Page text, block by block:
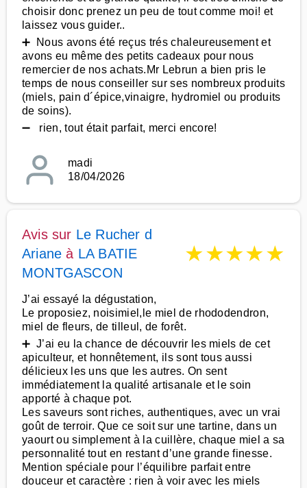
choisir donc prenez un peu de tout comme moi! et
laissez vous guider..
➕ Nous avons été reçus trés chaleureusement et
avons eu même des petits cadeaux pour nous
remercier de nos achats.Mr Lebrun a bien pris le
temps de nous conseiller sur ses nombreux produits
(miels, pain d´épice,vinaigre, hydromiel ou produits
de soins).
➖ rien, tout était parfait, merci encore!
madi
18/04/2026
Avis sur Le Rucher d
Ariane à LA BATIE
MONTGASCON
★★★★★
J’ai essayé la dégustation,
Le proposiez, noisimiel,le miel de rhododendron,
miel de fleurs, de tilleul, de forêt.
➕ J’ai eu la chance de découvrir les miels de cet
apiculteur, et honnêtement, ils sont tous aussi
délicieux les uns que les autres. On sent
immédiatement la qualité artisanale et le soin
apporté à chaque pot.
Les saveurs sont riches, authentiques, avec un vrai
goût de terroir. Que ce soit sur une tartine, dans un
yaourt ou simplement à la cuillère, chaque miel a sa
personnalité tout en restant d’une grande finesse.
Mention spéciale pour l’équilibre parfait entre
douceur et caractère : rien à voir avec les miels